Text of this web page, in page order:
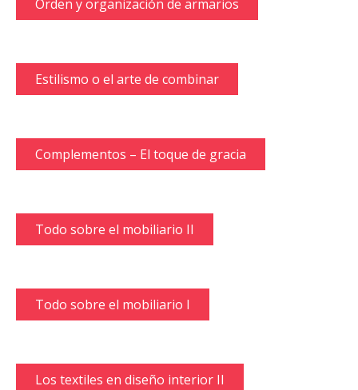
Orden y organización de armarios
Estilismo o el arte de combinar
Complementos – El toque de gracia
Todo sobre el mobiliario II
Todo sobre el mobiliario I
Los textiles en diseño interior II